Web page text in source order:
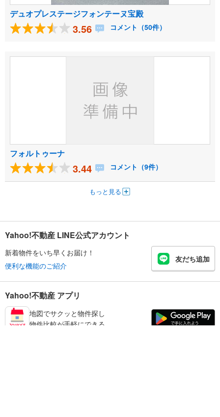
デュオプレステージフォンテーヌ宝殿
3.56 コメント（50件）
フォルトゥーナ
3.44 コメント（9件）
もっと見る
Yahoo!不動産 LINE公式アカウント
新着物件をいち早くお届け！
便利な機能のご紹介
友だち追加
Yahoo!不動産 アプリ
地図でサクッと物件探し
物件比較が手軽にできる